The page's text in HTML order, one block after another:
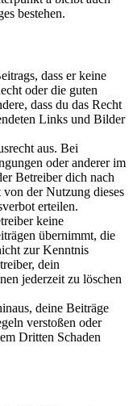
bestehen.
dass er keine
oder die guten
dass du das Recht
Links und Bilder
aus. Bei
oder anderer im
Betreiber dich nach
der Nutzung dieses
erteilen.
keine
übernimmt, die
zur Kenntnis
dein
jederzeit zu löschen
deine Beiträge
verstoßen oder
Dritten Schaden